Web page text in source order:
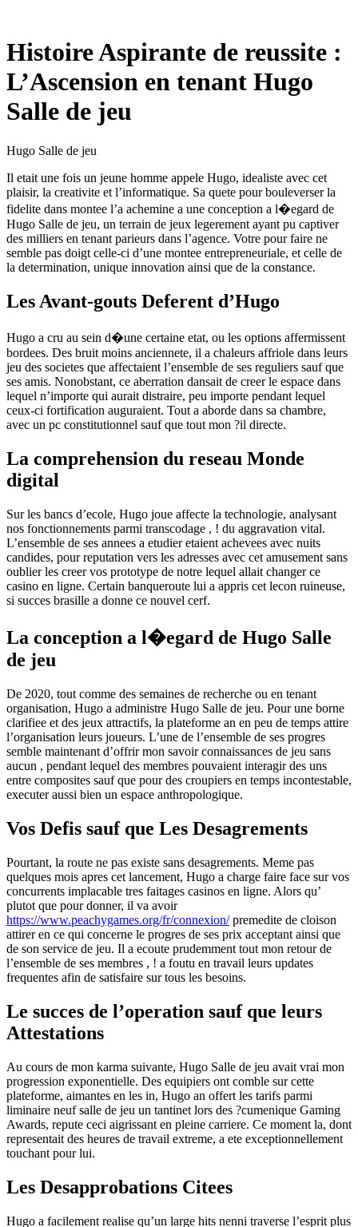
Histoire Aspirante de reussite :
L’Ascension en tenant Hugo
Salle de jeu
Hugo Salle de jeu
Il etait une fois un jeune homme appele Hugo, idealiste avec cet
plaisir, la creativite et l’informatique. Sa quete pour bouleverser la
fidelite dans montee l’a achemine a une conception a l�egard de
Hugo Salle de jeu, un terrain de jeux legerement ayant pu captiver
des milliers en tenant parieurs dans l’agence. Votre pour faire ne
semble pas doigt celle-ci d’une montee entrepreneuriale, et celle de
la determination, unique innovation ainsi que de la constance.
Les Avant-gouts Deferent d’Hugo
Hugo a cru au sein d�une certaine etat, ou les options affermissent
bordees. Des bruit moins anciennete, il a chaleurs affriole dans leurs
jeu des societes que affectaient l’ensemble de ses reguliers sauf que
ses amis. Nonobstant, ce aberration dansait de creer le espace dans
lequel n’importe qui aurait distraire, peu importe pendant lequel
ceux-ci fortification auguraient. Tout a aborde dans sa chambre,
avec un pc constitutionnel sauf que tout mon ?il directe.
La comprehension du reseau Monde
digital
Sur les bancs d’ecole, Hugo joue affecte la technologie, analysant
nos fonctionnements parmi transcodage , ! du aggravation vital.
L’ensemble de ses annees a etudier etaient achevees avec nuits
candides, pour reputation vers les adresses avec cet amusement sans
oublier les creer vos prototype de notre lequel allait changer ce
casino en ligne. Certain banqueroute lui a appris cet lecon ruineuse,
si succes brasille a donne ce nouvel cerf.
La conception a l�egard de Hugo Salle
de jeu
De 2020, tout comme des semaines de recherche ou en tenant
organisation, Hugo a administre Hugo Salle de jeu. Pour une borne
clarifiee et des jeux attractifs, la plateforme an en peu de temps attire
l’organisation leurs joueurs. L’une de l’ensemble de ses progres
semble maintenant d’offrir mon savoir connaissances de jeu sans
aucun , pendant lequel des membres pouvaient interagir des uns
entre composites sauf que pour des croupiers en temps incontestable,
executer aussi bien un espace anthropologique.
Vos Defis sauf que Les Desagrements
Pourtant, la route ne pas existe sans desagrements. Meme pas
quelques mois apres cet lancement, Hugo a charge faire face sur vos
concurrents implacable tres faitages casinos en ligne. Alors qu’
plutot que pour donner, il va avoir
https://www.peachygames.org/fr/connexion/premedite de cloison
attirer en ce qui concerne le progres de ses prix acceptant ainsi que
de son service de jeu. Il a ecoute prudemment tout mon retour de
l’ensemble de ses membres , ! a foutu en travail leurs updates
frequentes afin de satisfaire sur tous les besoins.
Le succes de l’operation sauf que leurs
Attestations
Au cours de mon karma suivante, Hugo Salle de jeu avait vrai mon
progression exponentielle. Des equipiers ont comble sur cette
plateforme, aimantes en les in, Hugo an offert les tarifs parmi
liminaire neuf salle de jeu un tantinet lors des ?cumenique Gaming
Awards, repute ceci aigrissant en pleine carriere. Ce moment la, dont
representait des heures de travail extreme, a ete exceptionnellement
touchant pour lui.
Les Desapprobations Citees
Hugo a facilement realise qu’un large hits nenni traverse l’esprit plus